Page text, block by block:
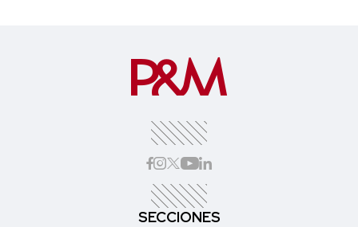
SECCIONES